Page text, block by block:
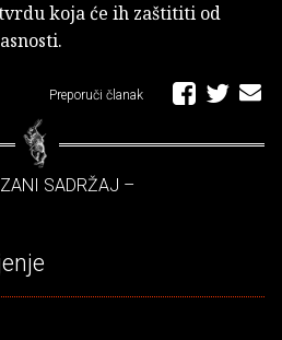
koja će ih zaštititi od
Preporuči članak
SADRŽAJ –